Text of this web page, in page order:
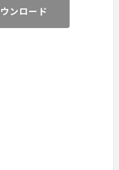
ンロード